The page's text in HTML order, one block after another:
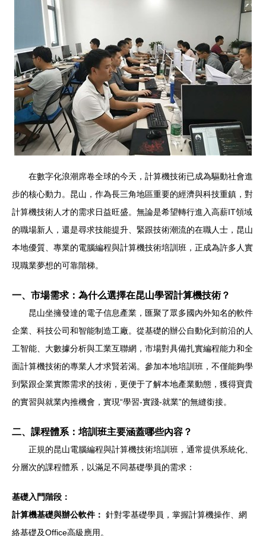
在數字化浪潮席卷全球的今天，計算機技術已成為驅動社會進
步的核心動力。昆山，作為長三角地區重要的經濟與科技重鎮，對
計算機技術人才的需求日益旺盛。無論是希望轉行進入高薪IT領域
的職場新人，還是尋求技能提升、緊跟技術潮流的在職人士，昆山
本地優質、專業的電腦編程與計算機技術培訓班，正成為許多人實
現職業夢想的可靠階梯。
一、市場需求：為什么選擇在昆山學習計算機技術？
昆山坐擁發達的電子信息產業，匯聚了眾多國內外知名的軟件
企業、科技公司和智能制造工廠。從基礎的辦公自動化到前沿的人
工智能、大數據分析與工業互聯網，市場對具備扎實編程能力和全
面計算機技術的專業人才求賢若渴。參加本地培訓班，不僅能夠學
到緊跟企業實際需求的技術，更便于了解本地產業動態，獲得寶貴
的實習與就業內推機會，實現“學習-實踐-就業”的無縫銜接。
二、課程體系：培訓班主要涵蓋哪些內容？
正規的昆山電腦編程與計算機技術培訓班，通常提供系統化、
分層次的課程體系，以滿足不同基礎學員的需求：
基礎入門階段：
計算機基礎與辦公軟件： 針對零基礎學員，掌握計算機操作、網
絡基礎及Office高級應用。